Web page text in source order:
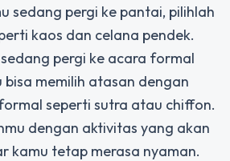
sedang pergi ke pantai, pilihlah
kaos dan celana pendek.
pergi ke acara formal
memilih atasan dengan
seperti sutra atau chiffon.
dengan aktivitas yang akan
kamu tetap merasa nyaman.